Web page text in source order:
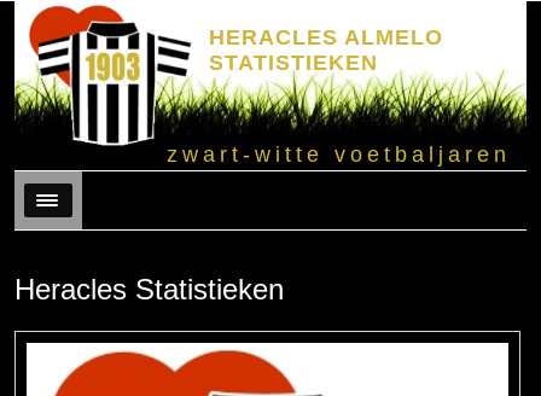
HERACLES ALMELO
STATISTIEKEN
zwart-witte voetbaljaren
Menu
Heracles Statistieken